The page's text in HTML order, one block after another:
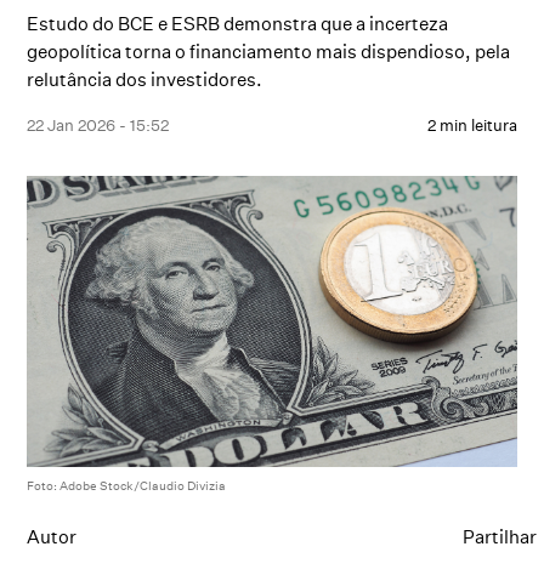
Estudo do BCE e ESRB demonstra que a incerteza
geopolítica torna o financiamento mais dispendioso, pela
relutância dos investidores.
22 Jan 2026 - 15:52 2 min leitura
Foto: Adobe Stock/Claudio Divizia
Autor Partilhar